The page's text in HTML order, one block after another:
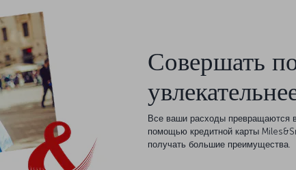
Совершать
Все ваши расходы превращаются
помощью кредитной карты
получать большие преимущества.